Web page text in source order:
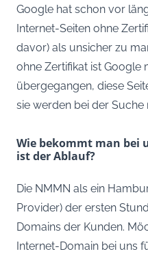
Google hat schon vor
Internet-Seiten ohne
davor) als unsicher zu
ohne Zertifikat ist Google
übergegangen, diese
sie werden bei der
Wie bekommt man bei
ist der Ablauf?
Die NMMN als ein
Provider) der ersten
Domains der Kunden.
Internet-Domain bei uns